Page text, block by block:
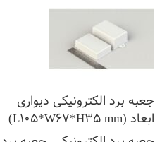
جعبه برد الکترونیکی دیواری
ابعاد (L105*W67*H35 mm)